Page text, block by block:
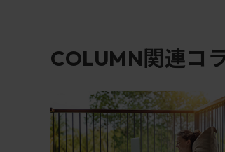
COLUMN関連コ